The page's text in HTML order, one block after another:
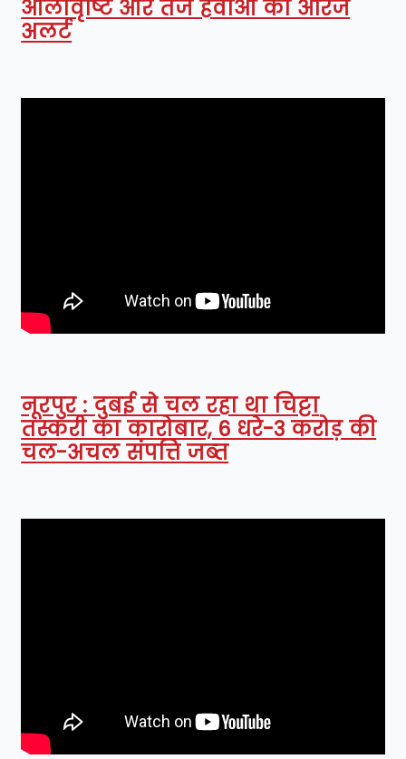
ओलावृष्टि और तेज हवाओं का ऑरेंज
अलर्ट
नूरपुर : दुबई से चल रहा था चिट्टा
तस्करी का कारोबार, 6 धरे-3 करोड़ की
चल-अचल संपत्ति जब्त